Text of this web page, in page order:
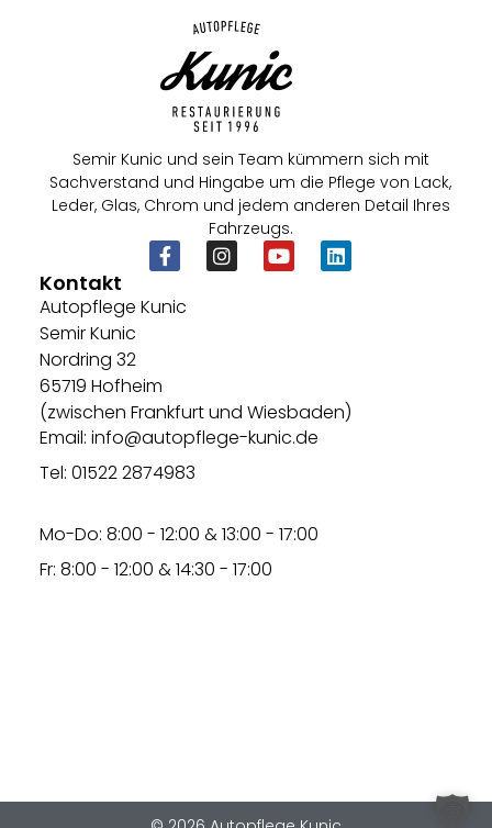
Semir Kunic und sein Team kümmern sich mit
Sachverstand und Hingabe um die Pflege von Lack,
Leder, Glas, Chrom und jedem anderen Detail Ihres
Fahrzeugs.
Kontakt
Autopflege Kunic
Semir Kunic
Nordring 32
65719 Hofheim
(zwischen Frankfurt und Wiesbaden)
Email: info@autopflege-kunic.de
Tel: 01522 2874983
Mo-Do: 8:00 - 12:00 & 13:00 - 17:00
Fr: 8:00 - 12:00 & 14:30 - 17:00